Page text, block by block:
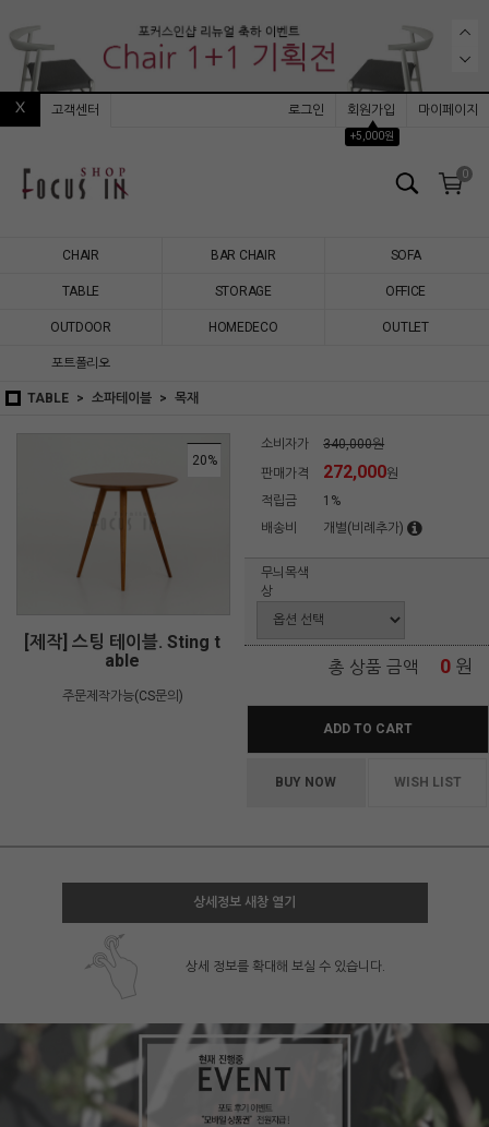
고객센터 로그인
회원가입
▲
+5,000원
마이페이지
0
CHAIR BAR CHAIR SOFA
TABLE STORAGE OFFICE
OUTDOOR HOMEDECO OUTLET
포트폴리오
TABLE 소파테이블 목재
20%
[제작] 스팅 테이블. Sting t
able
주문제작가능(CS문의)
소비자가
340,000원
판매가격
272,000원
적립금
1%
배송비
개별(비례추가)
무늬목색
상
총 상품 금액 0 원
ADD TO CART
BUY NOW WISH LIST
상세정보 새창 열기
상세 정보를 확대해 보실 수 있습니다.